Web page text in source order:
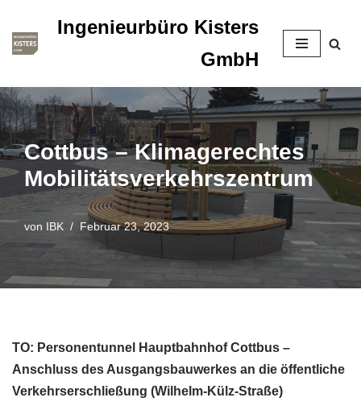
Zum
springen
Ingenieurbüro Kisters
GmbH
Cottbus – Klimagerechtes
Mobilitätsverkehrszentrum
von IBK Februar 23, 2023
TO: Personentunnel Hauptbahnhof Cottbus –
Anschluss des Ausgangsbauwerkes an die öffentliche
Verkehrserschließung (Wilhelm-Külz-Straße)